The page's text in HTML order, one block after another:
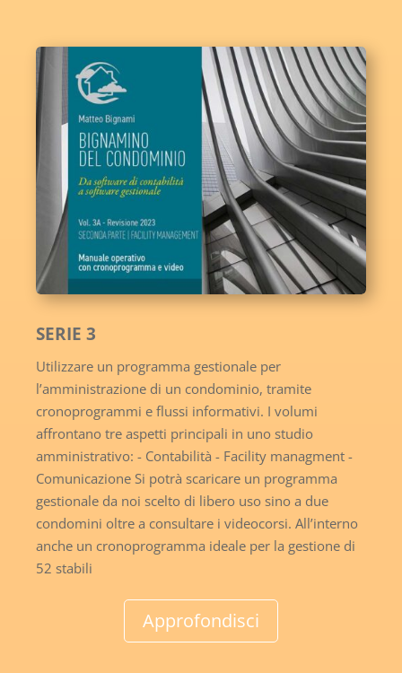
SERIE 3
Utilizzare un programma gestionale per
l’amministrazione di un condominio, tramite
cronoprogrammi e flussi informativi. I volumi
affrontano tre aspetti principali in uno studio
amministrativo: - Contabilità - Facility managment -
Comunicazione Si potrà scaricare un programma
gestionale da noi scelto di libero uso sino a due
condomini oltre a consultare i videocorsi. All’interno
anche un cronoprogramma ideale per la gestione di
52 stabili
Approfondisci